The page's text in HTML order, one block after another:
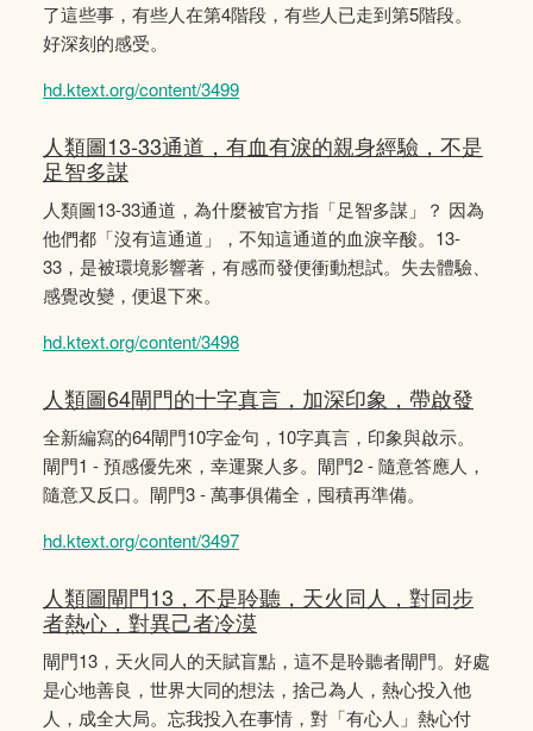
了這些事，有些人在第4階段，有些人已走到第5階段。
好深刻的感受。
hd.ktext.org/content/3499
人類圖13-33通道，有血有淚的親身經驗，不是
足智多謀
人類圖13-33通道，為什麼被官方指「足智多謀」？ 因為
他們都「沒有這通道」，不知這通道的血淚辛酸。13-
33，是被環境影響著，有感而發便衝動想試。失去體驗、
感覺改變，便退下來。
hd.ktext.org/content/3498
人類圖64閘門的十字真言，加深印象，帶啟發
全新編寫的64閘門10字金句，10字真言，印象與啟示。
閘門1 - 預感優先來，幸運聚人多。閘門2 - 隨意答應人，
隨意又反口。閘門3 - 萬事俱備全，囤積再準備。
hd.ktext.org/content/3497
人類圖閘門13，不是聆聽，天火同人，對同步
者熱心，對異己者冷漠
閘門13，天火同人的天賦盲點，這不是聆聽者閘門。好處
是心地善良，世界大同的想法，捨己為人，熱心投入他
人，成全大局。忘我投入在事情，對「有心人」熱心付